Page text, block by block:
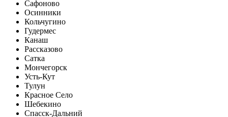
Сафоново
Осинники
Кольчугино
Гудермес
Канаш
Рассказово
Сатка
Мончегорск
Усть-Кут
Тулун
Красное Село
Шебекино
Спасск-Дальний